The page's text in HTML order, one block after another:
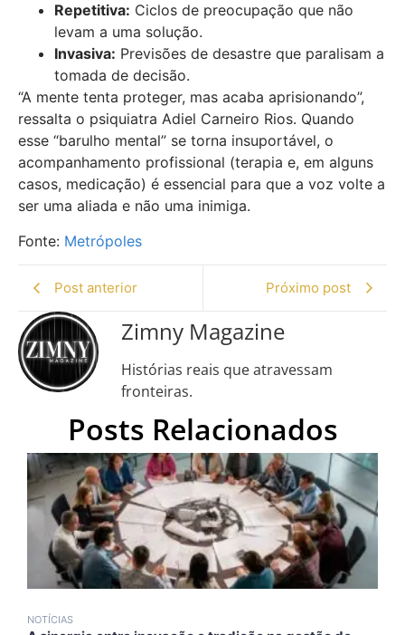
Repetitiva: Ciclos de preocupação que não
levam a uma solução.
Invasiva: Previsões de desastre que paralisam a
tomada de decisão.
“A mente tenta proteger, mas acaba aprisionando”,
ressalta o psiquiatra Adiel Carneiro Rios. Quando
esse “barulho mental” se torna insuportável, o
acompanhamento profissional (terapia e, em alguns
casos, medicação) é essencial para que a voz volte a
ser uma aliada e não uma inimiga.
Fonte: Metrópoles
Post anterior Próximo post
Zimny Magazine
Histórias reais que atravessam
fronteiras.
Posts Relacionados
NOTÍCIAS